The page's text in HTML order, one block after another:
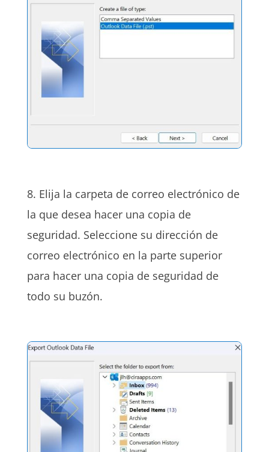
8. Elija la carpeta de correo electrónico de
la que desea hacer una copia de
seguridad. Seleccione su dirección de
correo electrónico en la parte superior
para hacer una copia de seguridad de
todo su buzón.